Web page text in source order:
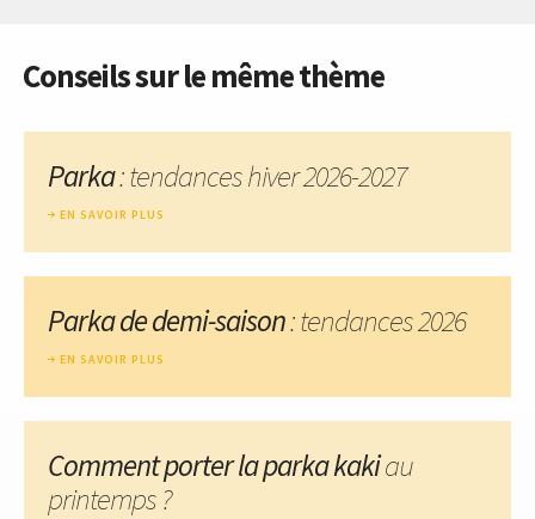
Conseils sur le même thème
Parka: tendances hiver 2026-2027
EN SAVOIR PLUS
Parka de demi-saison: tendances 2026
EN SAVOIR PLUS
Comment porter la parka kakiau
printemps ?